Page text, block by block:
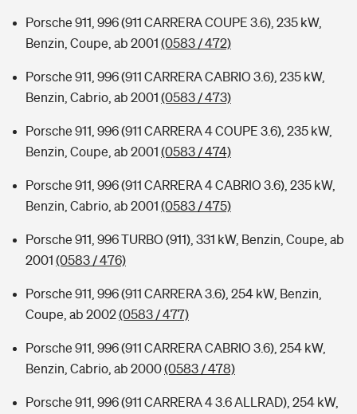
Porsche 911, 996 (911 CARRERA COUPE 3.6), 235 kW,
Benzin, Coupe, ab 2001 (0583 / 472)
Porsche 911, 996 (911 CARRERA CABRIO 3.6), 235 kW,
Benzin, Cabrio, ab 2001 (0583 / 473)
Porsche 911, 996 (911 CARRERA 4 COUPE 3.6), 235 kW,
Benzin, Coupe, ab 2001 (0583 / 474)
Porsche 911, 996 (911 CARRERA 4 CABRIO 3.6), 235 kW,
Benzin, Cabrio, ab 2001 (0583 / 475)
Porsche 911, 996 TURBO (911), 331 kW, Benzin, Coupe, ab
2001 (0583 / 476)
Porsche 911, 996 (911 CARRERA 3.6), 254 kW, Benzin,
Coupe, ab 2002(0583 / 477)
Porsche 911, 996 (911 CARRERA CABRIO 3.6), 254 kW,
Benzin, Cabrio, ab 2000(0583 / 478)
Porsche 911, 996 (911 CARRERA 4 3.6 ALLRAD), 254 kW,